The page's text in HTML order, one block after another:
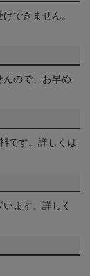
できません。
ので、お早め
です。詳しくは
ます。詳しく